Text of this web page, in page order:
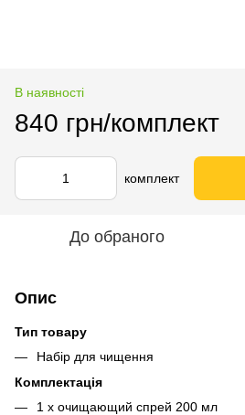
В наявності
840 грн/комплект
комплект
До обраного
Опис
Тип товару
Набір для чищення
Комплектація
1 x очищающий спрей 200 мл